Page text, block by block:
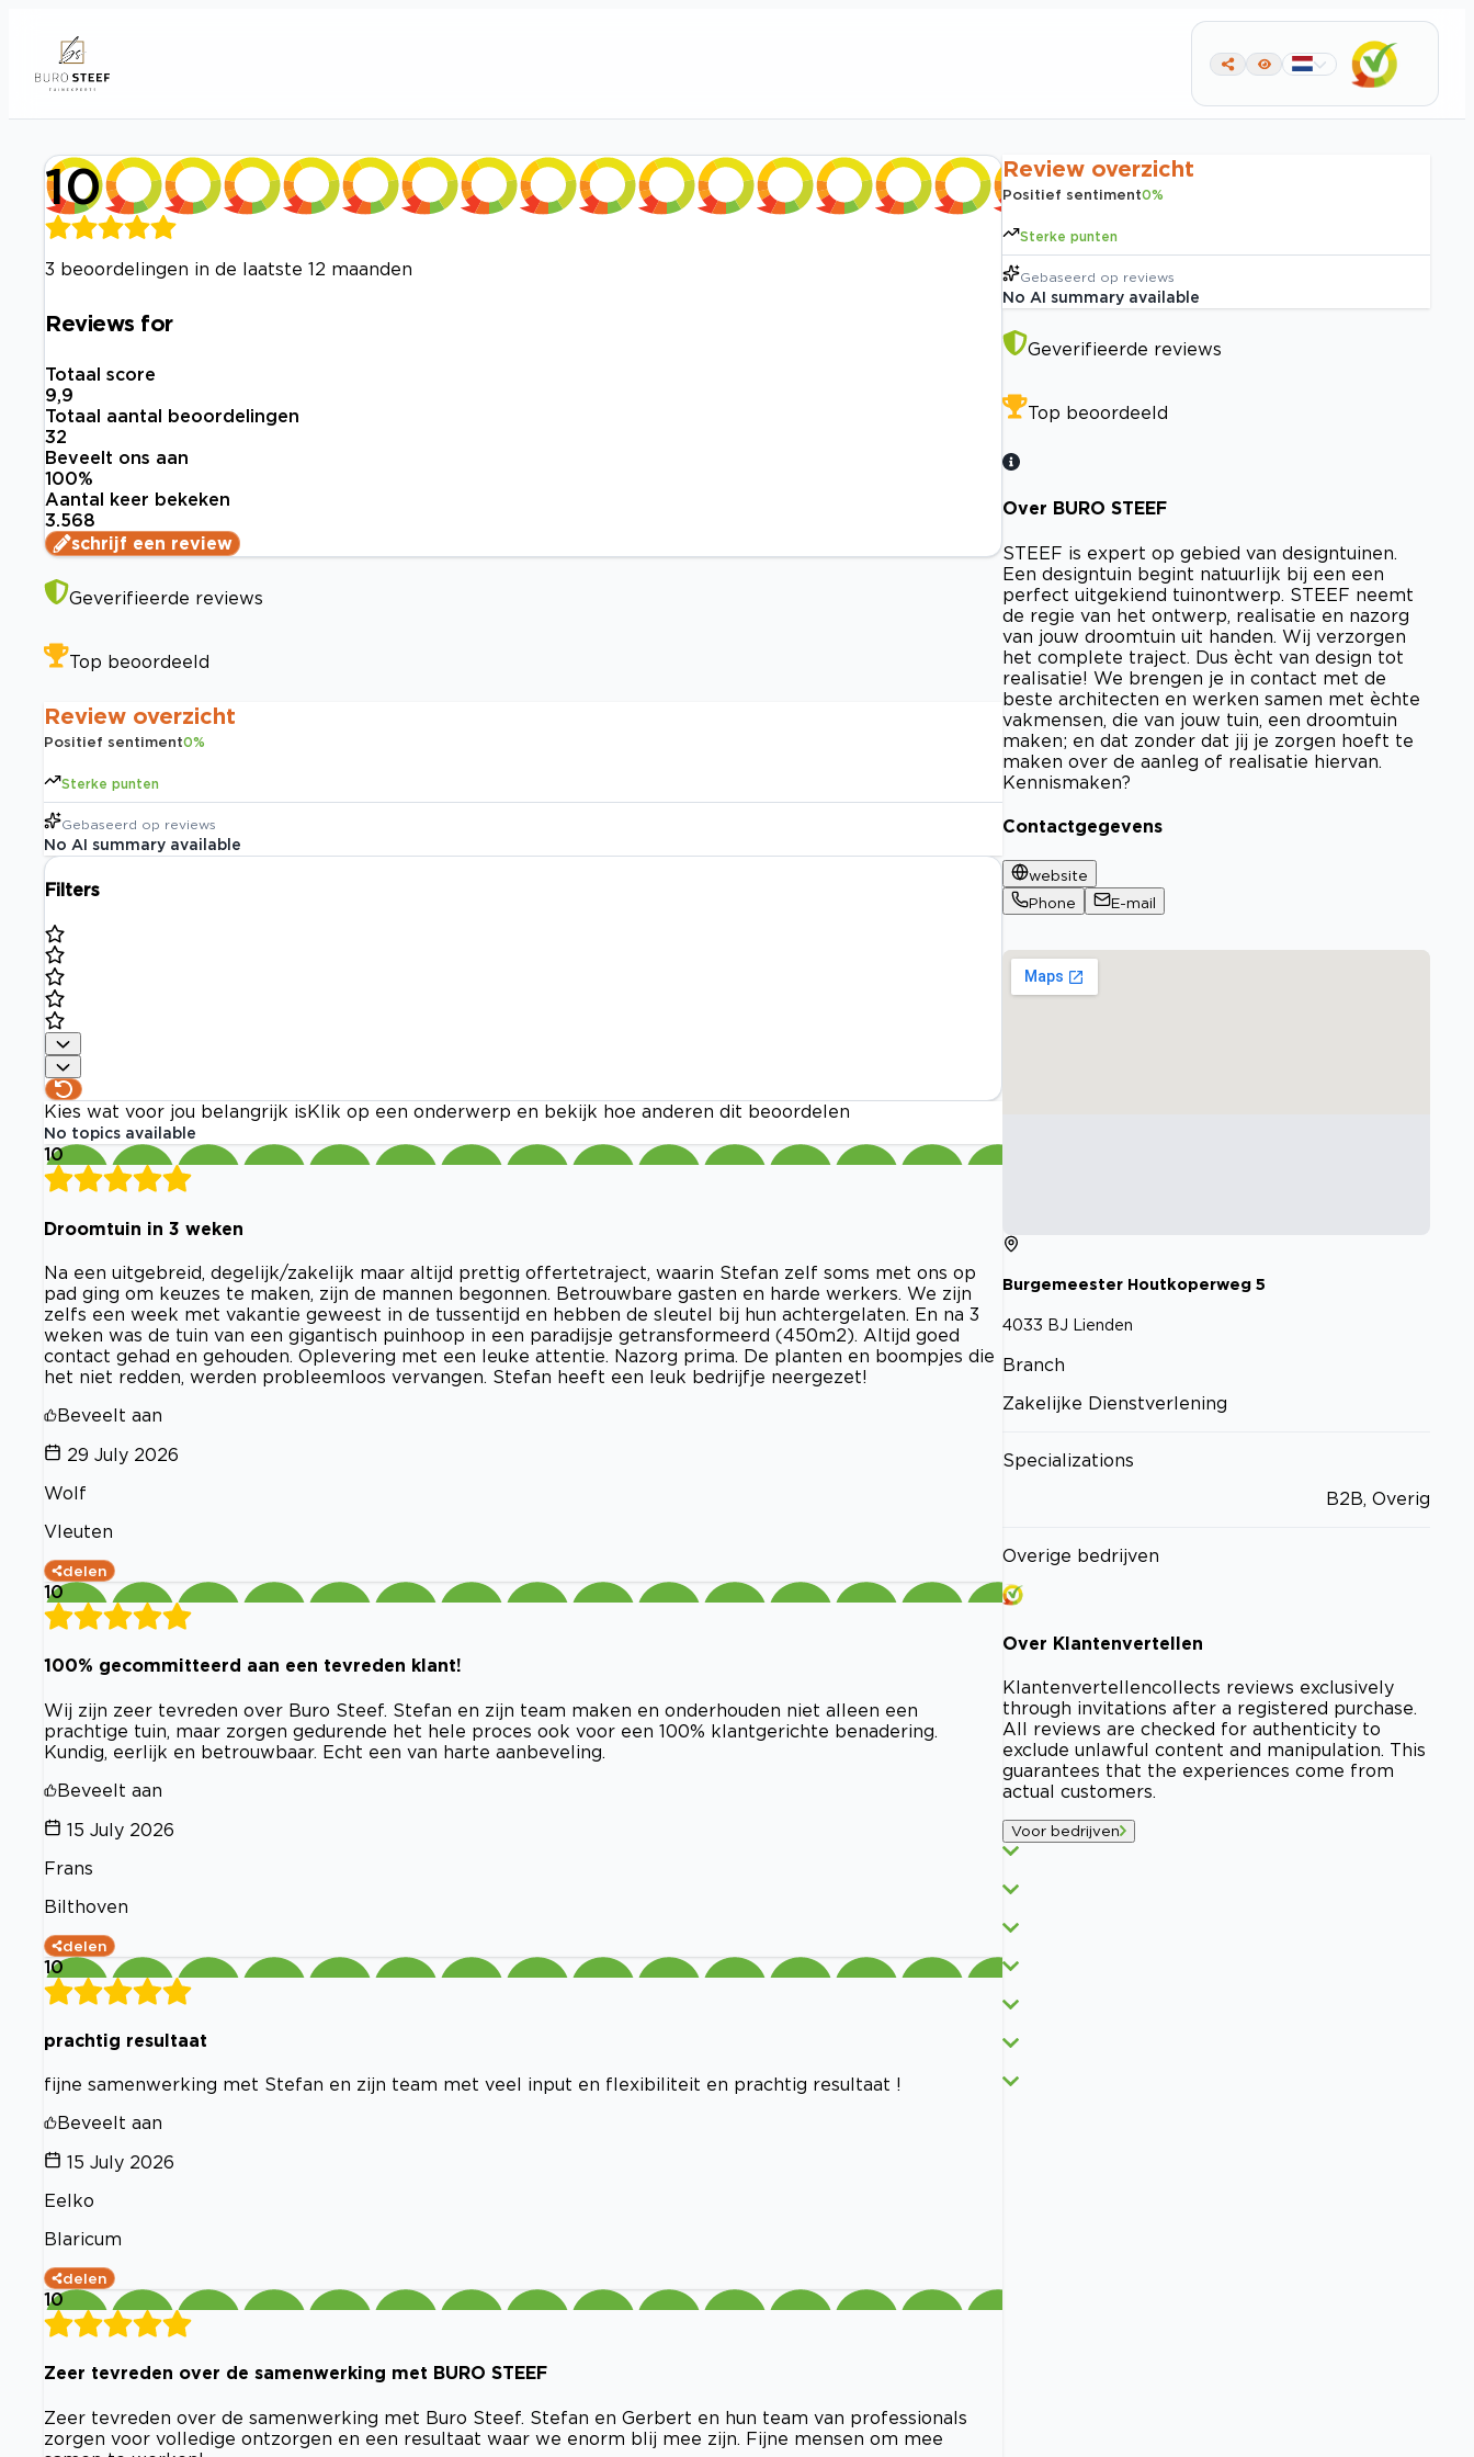
10
3 beoordelingen in de laatste 12 maanden
Reviews for
Totaal score
9,9
Totaal aantal beoordelingen
32
Beveelt ons aan
100%
Aantal keer bekeken
3.568
schrijf een review
Geverifieerde reviews
Top beoordeeld
Review overzicht
Positief sentiment0%
Sterke punten
Gebaseerd op reviews
No AI summary available
Filters
Kies wat voor jou belangrijk is Klik op een onderwerp en bekijk hoe anderen dit beoordelen
No topics available
10
Droomtuin in 3 weken
Na een uitgebreid, degelijk/zakelijk maar altijd prettig offertetraject, waarin Stefan zelf soms met ons op
pad ging om keuzes te maken, zijn de mannen begonnen. Betrouwbare gasten en harde werkers. We zijn
zelfs een week met vakantie geweest in de tussentijd en hebben de sleutel bij hun achtergelaten. En na 3
weken was de tuin van een gigantisch puinhoop in een paradijsje getransformeerd (450m2). Altijd goed
contact gehad en gehouden. Oplevering met een leuke attentie. Nazorg prima. De planten en boompjes die
het niet redden, werden probleemloos vervangen. Stefan heeft een leuk bedrijfje neergezet!
Beveelt aan
29 July 2026
Wolf
Vleuten
delen
10
100% gecommitteerd aan een tevreden klant!
Wij zijn zeer tevreden over Buro Steef. Stefan en zijn team maken en onderhouden niet alleen een
prachtige tuin, maar zorgen gedurende het hele proces ook voor een 100% klantgerichte benadering.
Kundig, eerlijk en betrouwbaar. Echt een van harte aanbeveling.
Beveelt aan
15 July 2026
Frans
Bilthoven
delen
10
prachtig resultaat
fijne samenwerking met Stefan en zijn team met veel input en flexibiliteit en prachtig resultaat !
Beveelt aan
15 July 2026
Eelko
Blaricum
delen
10
Zeer tevreden over de samenwerking met BURO STEEF
Zeer tevreden over de samenwerking met Buro Steef. Stefan en Gerbert en hun team van professionals
zorgen voor volledige ontzorgen en een resultaat waar we enorm blij mee zijn. Fijne mensen om mee
Review overzicht
Positief sentiment0%
Sterke punten
Gebaseerd op reviews
No AI summary available
Geverifieerde reviews
Top beoordeeld
Over BURO STEEF
STEEF is expert op gebied van designtuinen.
Een designtuin begint natuurlijk bij een een
perfect uitgekiend tuinontwerp. STEEF neemt
de regie van het ontwerp, realisatie en nazorg
van jouw droomtuin uit handen. Wij verzorgen
het complete traject. Dus ècht van design tot
realisatie! We brengen je in contact met de
beste architecten en werken samen met èchte
vakmensen, die van jouw tuin, een droomtuin
maken; en dat zonder dat jij je zorgen hoeft te
maken over de aanleg of realisatie hiervan.
Kennismaken?
Contactgegevens
website
Phone
E-mail
Burgemeester Houtkoperweg 5
4033 BJ Lienden
Branch
Zakelijke Dienstverlening
Specializations
B2B, Overig
Overige bedrijven
Over Klantenvertellen
Klantenvertellencollects reviews exclusively
through invitations after a registered purchase.
All reviews are checked for authenticity to
exclude unlawful content and manipulation. This
guarantees that the experiences come from
actual customers.
Voor bedrijven